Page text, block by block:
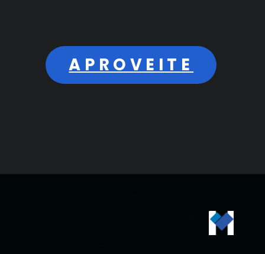
APROVEITE